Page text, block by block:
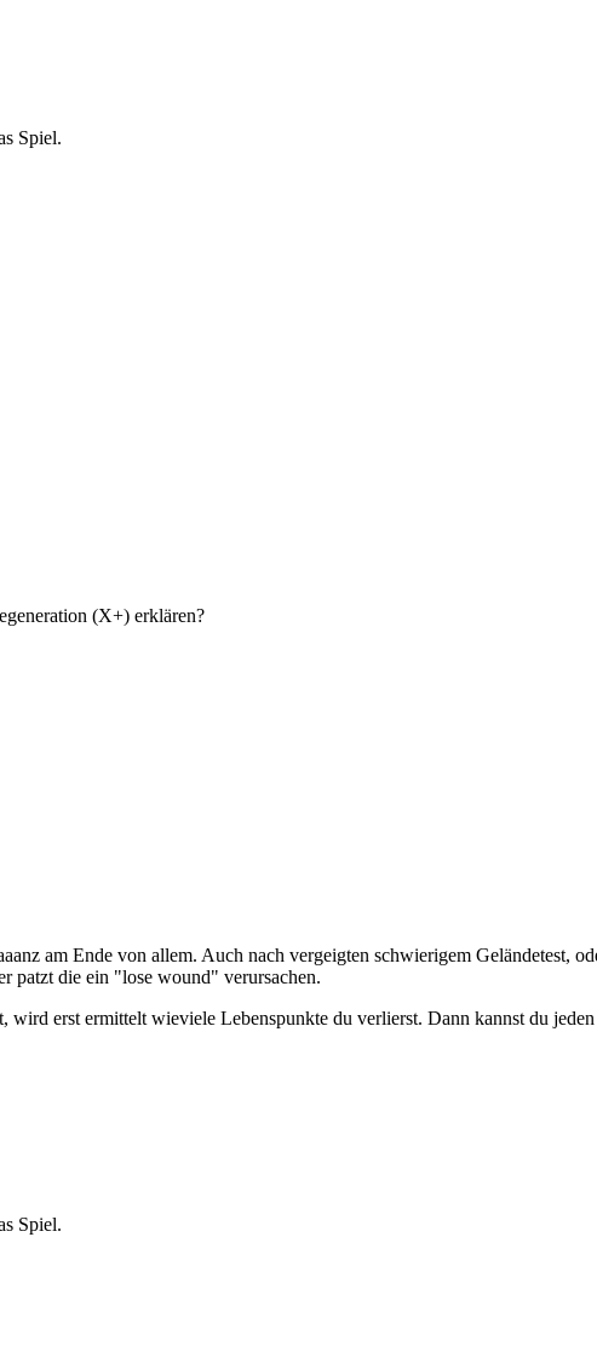
Spiel.
(X+) erklären?
am Ende von allem. Auch nach vergeigten schwierigem Geländetest,
patzt die ein "lose wound" verursachen.
erst ermittelt wieviele Lebenspunkte du verlierst. Dann kannst du
Spiel.